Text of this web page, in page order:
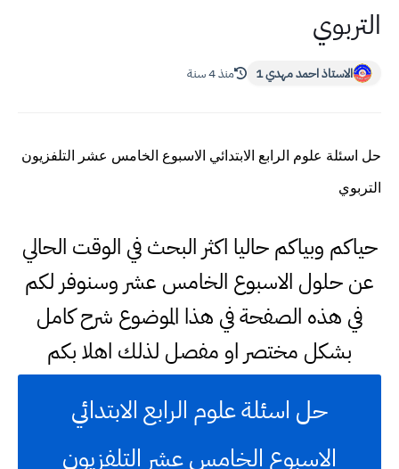
التربوي
الاستاذ احمد مهدي 1 منذ 4 سنة
حل اسئلة علوم الرابع الابتدائي الاسبوع الخامس عشر التلفزيون
التربوي
حياكم وبياكم حاليا اكثر البحث في الوقت الحالي
عن حلول الاسبوع الخامس عشر وسنوفر لكم
في هذه الصفحة في هذا الموضوع شرح كامل
بشكل مختصر او مفصل لذلك اهلا بكم
حل اسئلة علوم الرابع الابتدائي
الاسبوع الخامس عشر التلفزيون